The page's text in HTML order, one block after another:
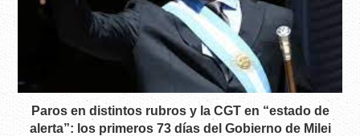
Paros en distintos rubros y la CGT en “estado de
alerta”: los primeros 73 días del Gobierno de Milei